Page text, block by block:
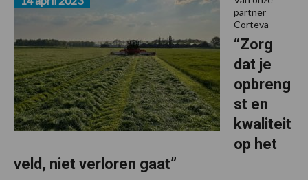
partner
Corteva
“Zorg
dat je
opbreng
st en
kwaliteit
op het
veld, niet verloren gaat”